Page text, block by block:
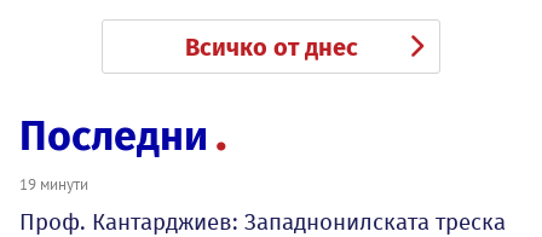
Всичко от днес
Последни
19 минути
Проф. Кантарджиев: Западнонилската треска